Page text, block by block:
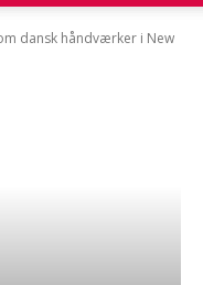
dansk håndværker i New